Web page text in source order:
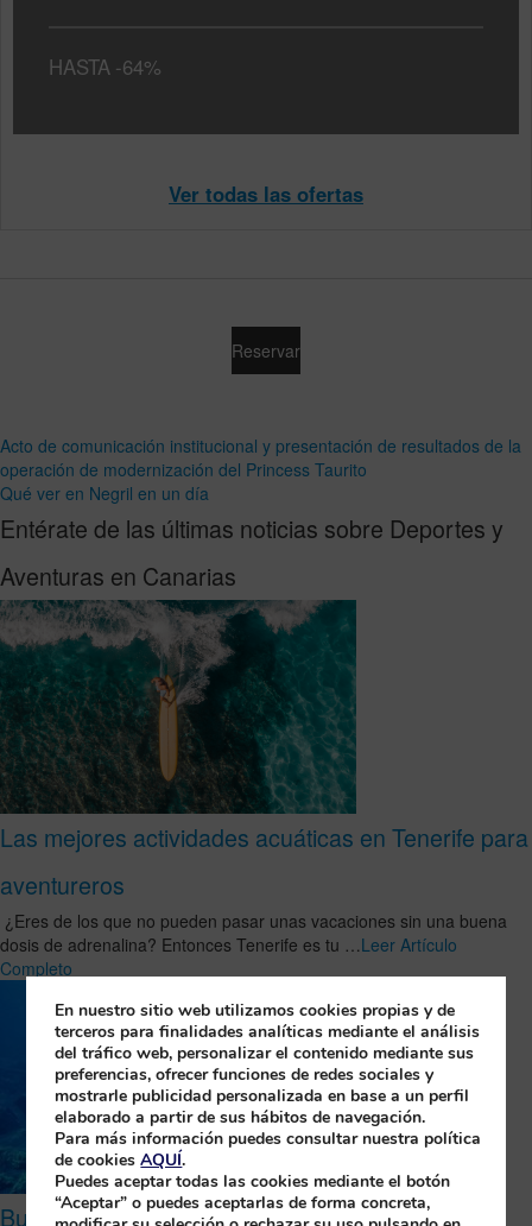
HASTA -64%
Ver todas las ofertas
Reservar
Acto de comunicación institucional y presentación de resultados de la
operación de modernización del Princess Taurito
Qué ver en Negril en un día
Entérate de las últimas noticias sobre Deportes y
Aventuras en Canarias
Las mejores actividades acuáticas en Tenerife para
aventureros
¿Eres de los que no pueden pasar unas vacaciones sin una buena
dosis de adrenalina? Entonces Tenerife es tu …Leer Artículo
Completo
Bucea en La Palma y conoce las Cruces de
En nuestro sitio web utilizamos cookies propias y de
terceros para finalidades analíticas mediante el análisis
del tráfico web, personalizar el contenido mediante sus
preferencias, ofrecer funciones de redes sociales y
mostrarle publicidad personalizada en base a un perfil
elaborado a partir de sus hábitos de navegación.
Para más información puedes consultar nuestra política
de cookiesAQUÍ.
Puedes aceptar todas las cookies mediante el botón
“Aceptar” o puedes aceptarlas de forma concreta,